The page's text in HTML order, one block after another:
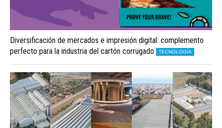
Diversificación de mercados e impresión digital: complemento
perfecto para la industria del cartón corrugado
TECNOLOGÍA